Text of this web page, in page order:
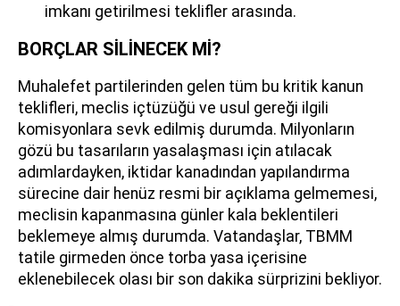
imkanı getirilmesi teklifler arasında.
BORÇLAR SİLİNECEK Mİ?
Muhalefet partilerinden gelen tüm bu kritik kanun
teklifleri, meclis içtüzüğü ve usul gereği ilgili
komisyonlara sevk edilmiş durumda. Milyonların
gözü bu tasarıların yasalaşması için atılacak
adımlardayken, iktidar kanadından yapılandırma
sürecine dair henüz resmi bir açıklama gelmemesi,
meclisin kapanmasına günler kala beklentileri
beklemeye almış durumda. Vatandaşlar, TBMM
tatile girmeden önce torba yasa içerisine
eklenebilecek olası bir son dakika sürprizini bekliyor.